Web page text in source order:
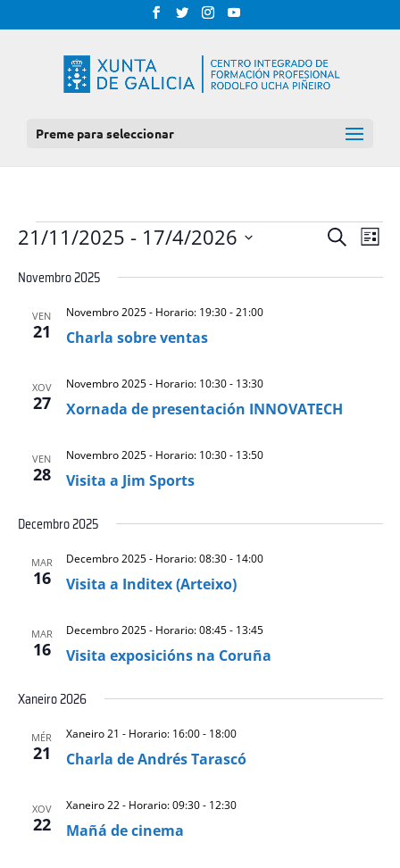
Preme para seleccionar
EVENTOS
BUSCA
Procurar
DE
Lista
21/11/2025 - 17/4/2026
date.
Novembro 2025
VEN
21 Charla sobre ventas
Novembro 2025 - Horario: 19:30-21:00
XOV
27 Xornada de presentación INNOVATECH
Novembro 2025 - Horario: 10:30- 13:30
VEN
28 Visita a Jim Sports
Novembro 2025 - Horario: 10:30- 13:50
Decembro 2025
MAR
16 Visita a Inditex (Arteixo)
Decembro 2025 - Horario: 08:30- 14:00
MAR
16 Visita exposicións na Coruña
Decembro 2025 - Horario: 08:45- 13:45
Xaneiro 2026
MÉR
21 Charla de Andrés Tarascó
Xaneiro 21 - Horario: 16:00- 18:00
XOV
22 Mañá de cinema
Xaneiro 22 - Horario: 09:30- 12:30